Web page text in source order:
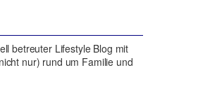
betreuter Lifestyle Blog mit
nur) rund um Familie und